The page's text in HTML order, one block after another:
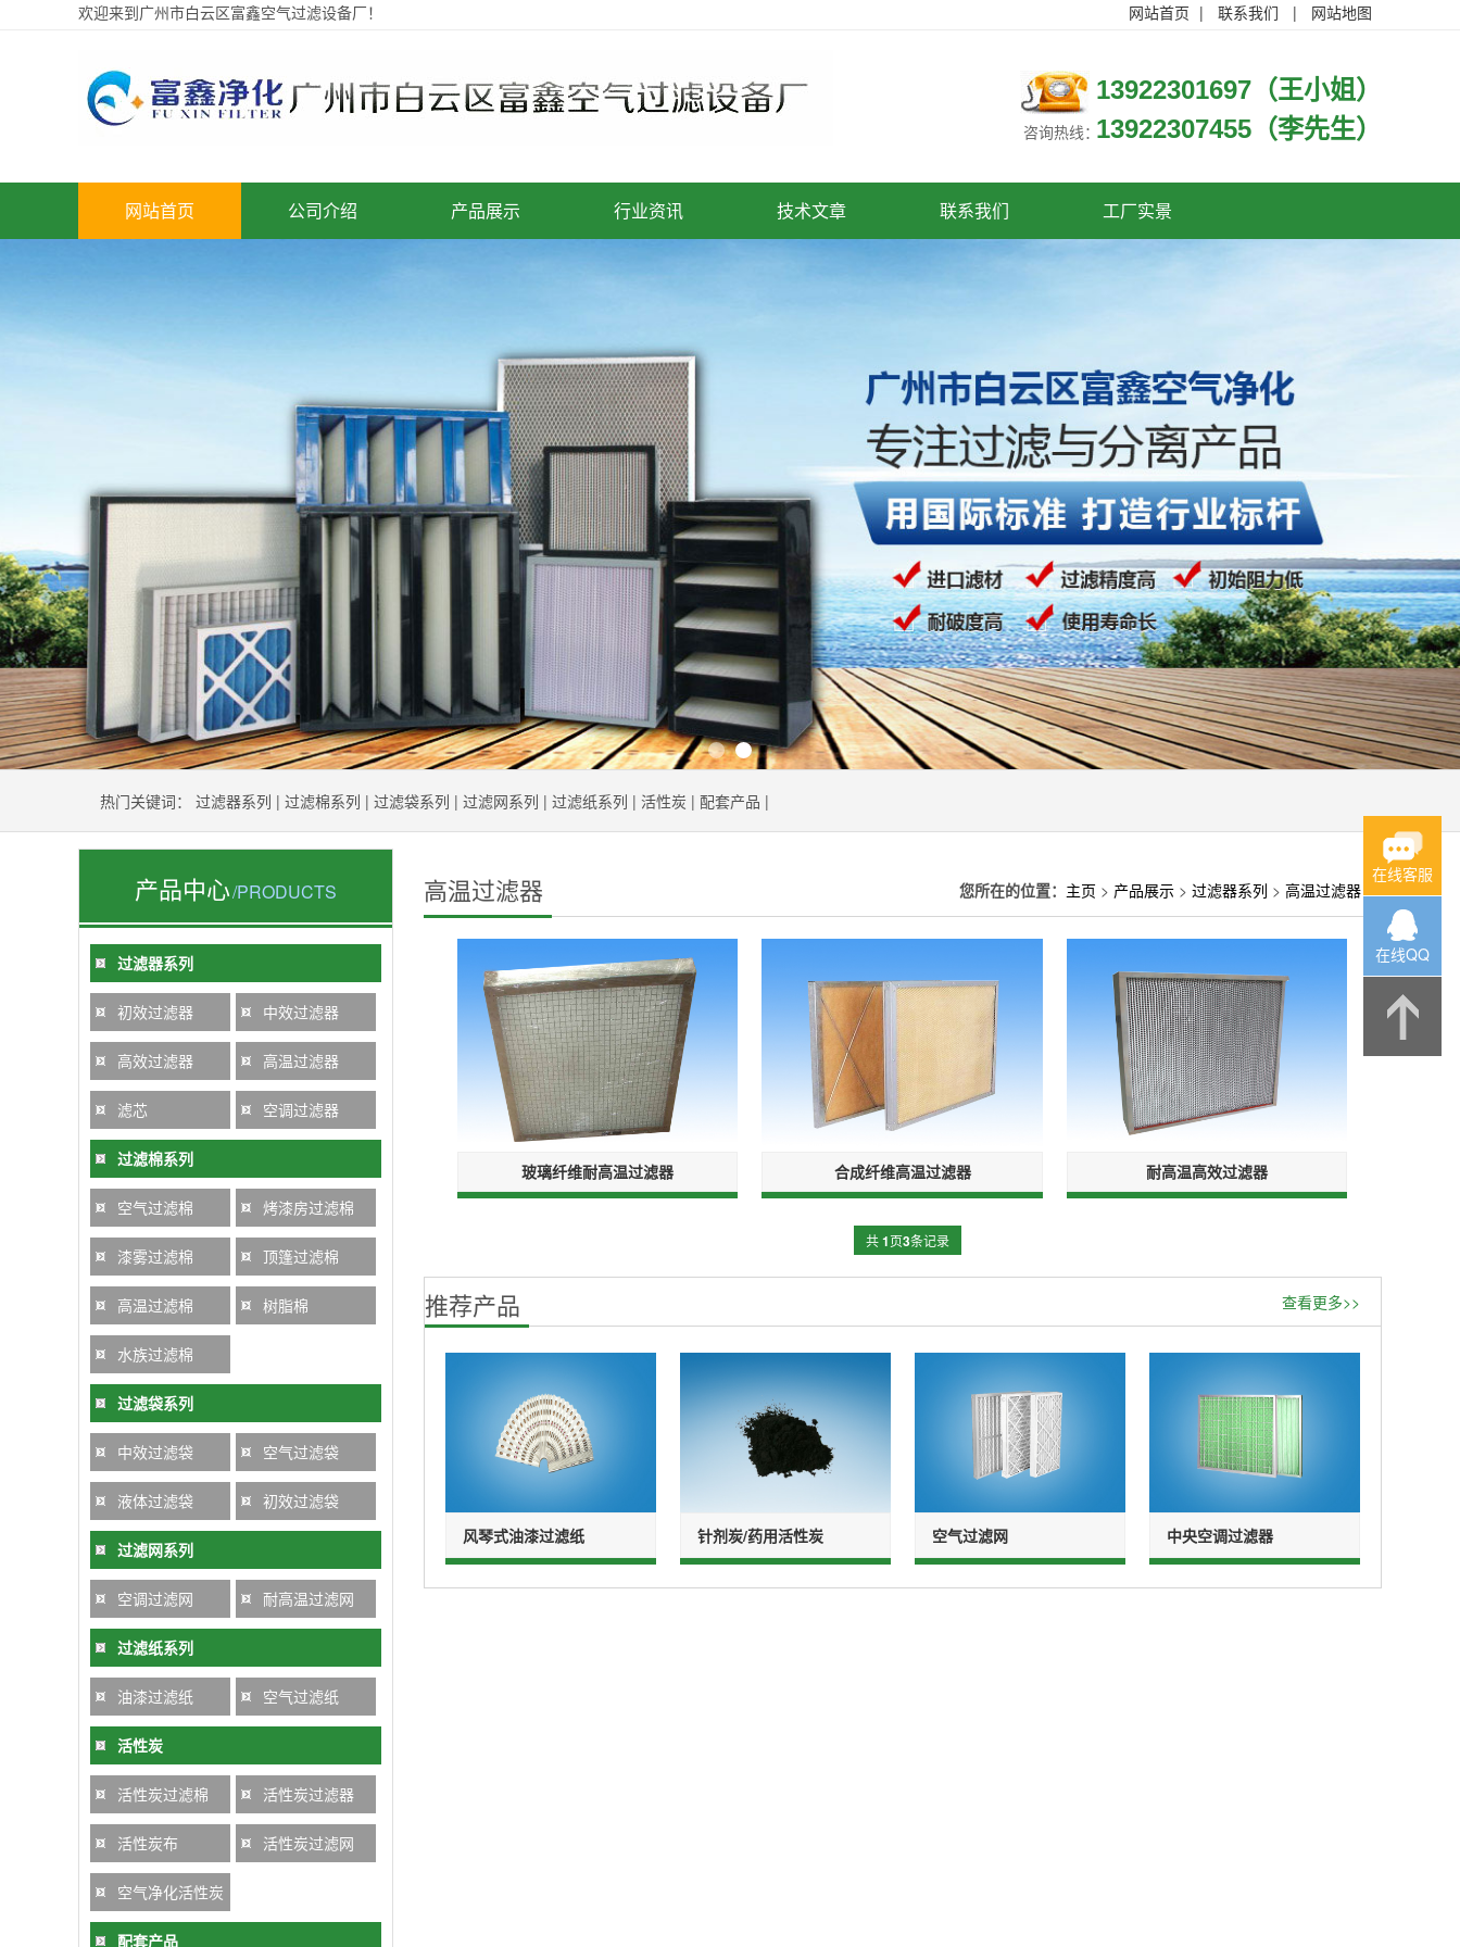
欢迎来到广州市白云区富鑫空气过滤设备厂！ 网站首页 | 联系我们 | 网站地图
咨询热线：
13922301697（王小姐）
13922307455（李先生）
网站首页 公司介绍 产品展示 行业资讯 技术文章 联系我们 工厂实景
热门关键词： 过滤器系列 | 过滤棉系列 | 过滤袋系列 | 过滤网系列 | 过滤纸系列 | 活性炭 | 配套产品 |
产品中心/PRODUCTS
过滤器系列
初效过滤器 中效过滤器
高效过滤器 高温过滤器
滤芯 空调过滤器
过滤棉系列
空气过滤棉 烤漆房过滤棉
漆雾过滤棉 顶篷过滤棉
高温过滤棉 树脂棉
水族过滤棉
过滤袋系列
中效过滤袋 空气过滤袋
液体过滤袋 初效过滤袋
过滤网系列
空调过滤网 耐高温过滤网
过滤纸系列
油漆过滤纸 空气过滤纸
活性炭
活性炭过滤棉 活性炭过滤器
活性炭布 活性炭过滤网
空气净化活性炭
配套产品
高温过滤器 您所在的位置： 主页 > 产品展示 > 过滤器系列 > 高温过滤器
玻璃纤维耐高温过滤器 合成纤维高温过滤器 耐高温高效过滤器
共1页3条记录
查看更多>>
推荐产品
风琴式油漆过滤纸 针剂炭/药用活性炭 空气过滤网 中央空调过滤器
在线客服
在线QQ